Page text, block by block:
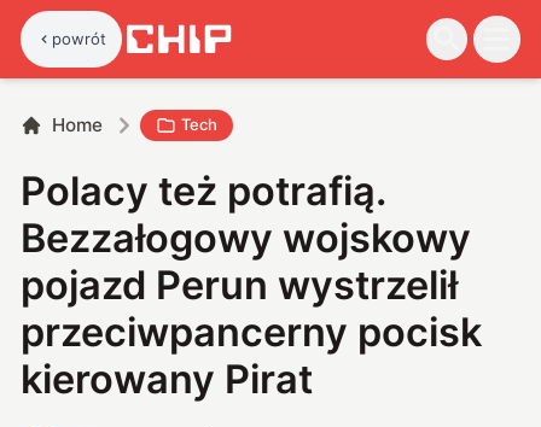
powrót
Home Tech
Polacy też potrafią.
Bezzałogowy wojskowy
pojazd Perun wystrzelił
przeciwpancerny pocisk
kierowany Pirat